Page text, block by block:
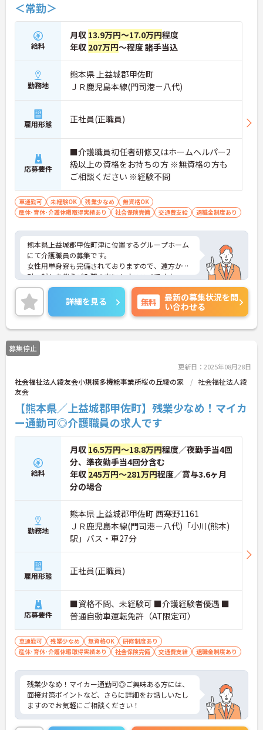
＜常勤＞
給料
月収 13.9万円～17.0万円程度
年収 207万円～程度 諸手当込
勤務地
熊本県 上益城郡甲佐町
ＪＲ鹿児島本線(門司港－八代)
雇用形態 正社員(正職員)
応募要件
■介護職員初任者研修又はホームヘルパー2
級以上の資格をお持ちの方 ※無資格の方も
ご相談ください ※経験不問
車通勤可 未経験OK 残業少なめ
無資格OK
産休･育休･介護休暇取得実績あり
社会保険完備 交通費支給 退職金制度あり
熊本県上益城郡甲佐町津に位置するグループホーム
にて介護職員の募集です。
女性用単身寮も完備されておりますので、遠方から
引っ越しを伴うご入職の方にもオススメです☆
ご興味のある方には、面接対策ポイントなど、さら
に詳細をお話しいたしますので、お気軽にご相談く
ださい。
詳細を見る 無料
最新の募集状況を問
い合わせる
募集停止
更新日：2025年08月28日
社会福祉法人綾友会小規模多機能事業所桜の丘綾の家
社会福祉法人綾
友会
【熊本県／上益城郡甲佐町】残業少なめ！マイカ
ー通勤可◎介護職員の求人です
給料
月収 16.5万円～18.8万円程度／夜勤手当4回
分、準夜勤手当4回分含む
年収 245万円～281万円程度／賞与3.6ヶ月
分の場合
勤務地
熊本県 上益城郡甲佐町 西寒野1161
ＪＲ鹿児島本線(門司港－八代)「小川(熊本)
駅」バス・車27分
雇用形態 正社員(正職員)
応募要件
■資格不問、未経験可 ■介護経験者優遇 ■
普通自動車運転免許（AT限定可）
車通勤可 残業少なめ 無資格OK
研修制度あり
産休･育休･介護休暇取得実績あり
社会保険完備 交通費支給 退職金制度あり
残業少なめ！マイカー通勤可◎ご興味ある方には、
面接対策ポイントなど、さらに詳細をお話しいたし
ますのでお気軽にご相談ください！